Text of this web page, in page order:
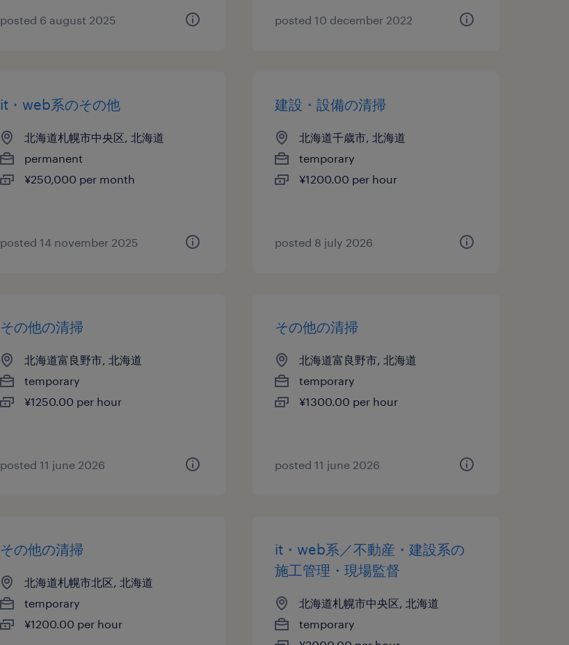
posted 6 august 2025 posted 10 december 2022
it・web系のその他
北海道札幌市中央区, 北海道
permanent
¥250,000 per month
posted 14 november 2025
建設・設備の清掃
北海道千歳市, 北海道
temporary
¥1200.00 per hour
posted 8 july 2026
その他の清掃
北海道富良野市, 北海道
temporary
¥1250.00 per hour
posted 11 june 2026
その他の清掃
北海道富良野市, 北海道
temporary
¥1300.00 per hour
posted 11 june 2026
その他の清掃
北海道札幌市北区, 北海道
temporary
¥1200.00 per hour
it・web系／不動産・建設系の
施工管理・現場監督
北海道札幌市中央区, 北海道
temporary